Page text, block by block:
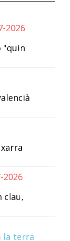
2026
"quin
2026
clau,
la terra